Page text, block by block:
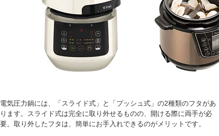
電気圧力鍋には、「スライド式」と「プッシュ式」の2種類のフタがあ
ります。スライド式は完全に取り外せるものの、開ける際に両手が必
要。取り外したフタは、簡単にお手入れできるのがメリットです。